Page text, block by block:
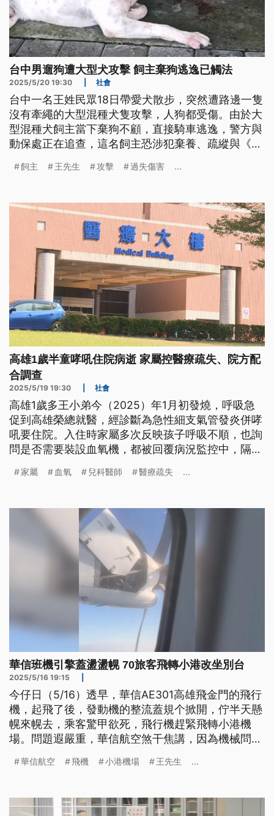
台中男遛狗遭大型犬攻擊 飼主棄狗逃逸已觸法
2025/5/20 19:30 社會
台中一名王姓民眾18日帶愛犬散步，突然遭路邊一隻
沒有牽繩的大型混種犬隻攻擊，人狗都受傷。由於大
型混種犬飼主當下棄狗不顧，直接騎車逃逸，警方與
動保處正在追查，這名飼主恐涉犯棄養、疏縱與《刑
飼主 王先生 攻擊 過失傷害 ...
高雄1歲半童哮吼住院病逝 家屬控醫療疏失、院方配
合調查
2025/5/19 19:30 社會
高雄1歲多王小弟今（2025）年1月初發燒，呼吸急
促到高雄榮總就醫，經診斷為急性細支氣管發炎併哮
吼要住院。入住時家屬多次反映孩子呼吸不順，也詢
問是否需要裝設血氧機，都被回覆病況監控中，隔天
屬質疑團隊治療過程有疏失，加上3次病情說明會、1
依醫療常規進行檢查與治療，病情急轉直下難以預
期，同理家屬哀慟，也尊重對方提告。
家屬 血氧 兒科醫師 醫療疏失 ...
華信班機引擎蓋盪盪幌 70旅客飛轉小港改坐別台
2025/5/16 19:15
今仔日（5/16）透早，華信AE301高雄飛金門的飛行
機，起飛了後，發動機的整流蓋規个掀開，佇半天懸
幌來幌去，乘客驚甲欲死，飛行機趕緊飛轉小港機
場。問題遐嚴重，華信航空煞干焦講，因為機械問題
步了解是人為問題，要求修理了後，回報民航局核准
題、導言為台語文）
華信航空 飛機 小港機場 王先生 ...